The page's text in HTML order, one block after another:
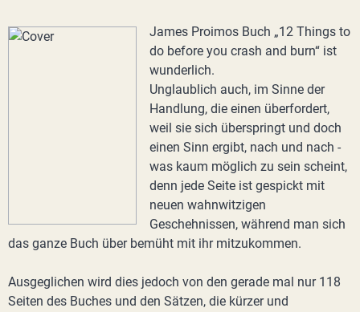
James Proimos Buch „12 Things to
do before you crash and burn“ ist
wunderlich.
Unglaublich auch, im Sinne der
Handlung, die einen überfordert,
weil sie sich überspringt und doch
einen Sinn ergibt, nach und nach -
was kaum möglich zu sein scheint,
denn jede Seite ist gespickt mit
neuen wahnwitzigen
Geschehnissen, während man sich
das ganze Buch über bemüht mit ihr mitzukommen.
Ausgeglichen wird dies jedoch von den gerade mal nur 118
Seiten des Buches und den Sätzen, die kürzer und